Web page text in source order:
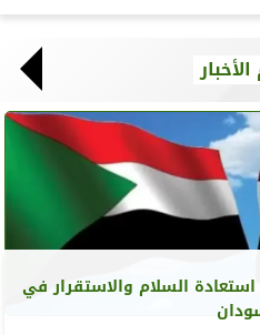
السلام والاستقرار في